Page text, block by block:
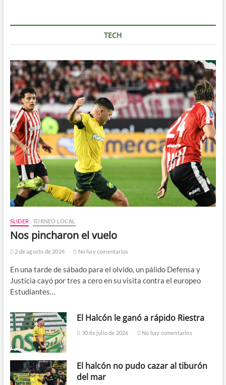
TECH
SLIDER TORNEO LOCAL
Nos pincharon el vuelo
2 de agosto de 2026 No hay comentarios
En una tarde de sábado para el olvido, un pálido Defensa y
Justicia cayó por tres a cero en su visita contra el europeo
Estudiantes…
El Halcón le ganó a rápido Riestra
30 de julio de 2026 No hay comentarios
El halcón no pudo cazar al tiburón
del mar